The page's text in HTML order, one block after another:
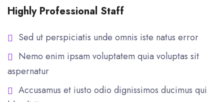
Highly Professional Staff
Sed ut perspiciatis unde omnis iste natus error
Nemo enim ipsam voluptatem quia voluptas sit
aspernatur
Accusamus et iusto odio dignissimos ducimus qui